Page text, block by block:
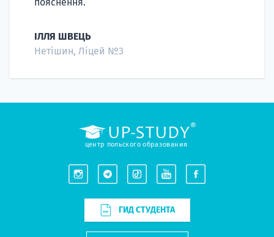
ІЛЛЯ ШВЕЦЬ
Нетішин, Ліцей №3
центр польского образования
ГИД СТУДЕНТА